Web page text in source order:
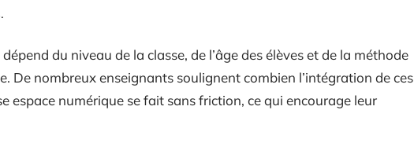
du niveau de la classe, de l’âge des élèves et de la méthode
De nombreux enseignants soulignent combien l’intégration de ces
espace numérique se fait sans friction, ce qui encourage leur